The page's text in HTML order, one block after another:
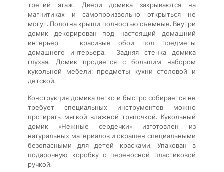
третий этаж. Двери домика закрываются на
магнитиках и самопроизвольно открыться не
могут. Полотна крыши полностью съемные. Внутри
домик декорирован под настоящий домашний
интерьер — красивые обои пол предметы
домашнего интерьера. Задняя стенка домика
глухая. Домик продается с большим набором
кукольной мебели: предметы кухни столовой и
детской.
Конструкция домика легко и быстро собирается не
требует специальных инструментов можно
протирать мягкой влажной тряпочкой. Кукольный
домик «Нежные сердечки» изготовлен из
натуральных материалов и окрашен специальными
безопасными для детей красками. Упакован в
подарочную коробку с переносной пластиковой
ручкой.